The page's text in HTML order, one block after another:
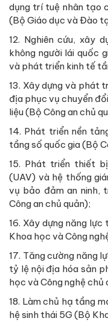
dụng trí tuệ nhân tạo
(Bộ Giáo dục và Đào
12. Nghiên cứu, xây
không người lái quốc
và phát triển kinh tế
13. Xây dựng và phát
địa phục vụ chuyển
liệu (Bộ Công an chủ
14. Phát triển nền
tầng số quốc gia (Bộ
15. Phát triển thiết
(UAV) và hệ thống
vụ bảo đảm an ninh,
Công an chủ quản);
16. Xây dựng năng
Khoa học và Công
17. Tăng cường năng
tỷ lệ nội địa hóa sản
học và Công nghệ chủ
18. Làm chủ hạ tầng
hệ sinh thái 5G (Bộ